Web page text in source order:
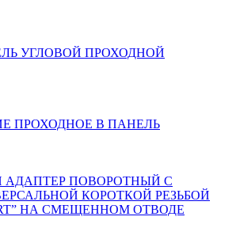
УГЛОВОЙ ПРОХОДНОЙ
ПРОХОДНОЕ В ПАНЕЛЬ
АДАПТЕР ПОВОРОТНЫЙ С
КОРОТКОЙ РЕЗЬБОЙ
НА СМЕЩЕННОМ ОТВОДЕ